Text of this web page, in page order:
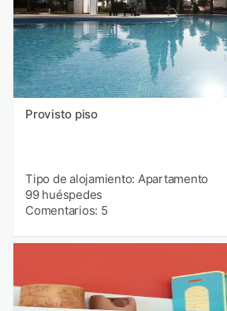
Provisto piso
Tipo de alojamiento: Apartamento
99 huéspedes
Comentarios: 5